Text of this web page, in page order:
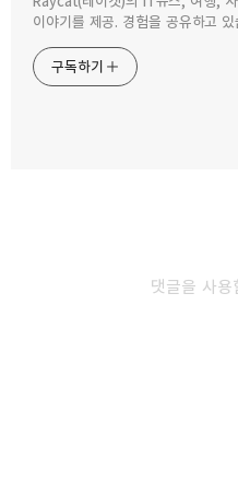
이야기를 제공. 경험을 공유하고 있
구독하기
댓글을 사용
구독하기 카카오톡